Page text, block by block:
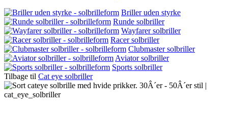
Briller uden styrke
Runde solbriller
Wayfarer solbriller
Racer solbriller
Clubmaster solbriller
Aviator solbriller
Sports solbriller
Tilbage til Cat eye solbriller